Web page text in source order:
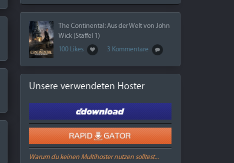
The Continental: Aus der Welt von John
Wick (Staffel 1)
100 Likes
3 Kommentare
Unsere verwendeten Hoster
Warum du keinen Multihoster nutzen solltest...